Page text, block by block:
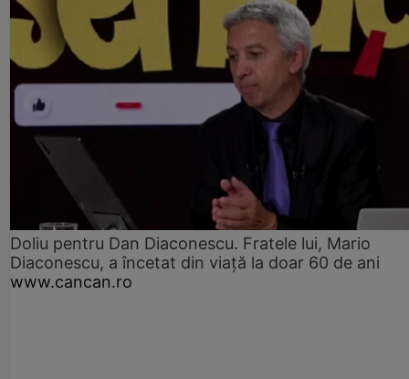
Doliu pentru Dan Diaconescu. Fratele lui, Mario
Diaconescu, a încetat din viață la doar 60 de ani
www.cancan.ro